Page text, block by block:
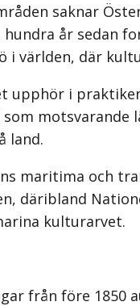
saknar
år sedan
världen, där
upphör i
land.
maritima och
däribland
kulturarvet.
från före